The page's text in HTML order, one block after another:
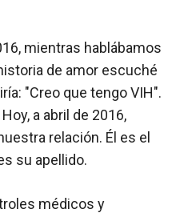
mientras hablábamos
de amor escuché
"Creo que tengo VIH".
a abril de 2016,
relación. Él es el
su apellido.
médicos y